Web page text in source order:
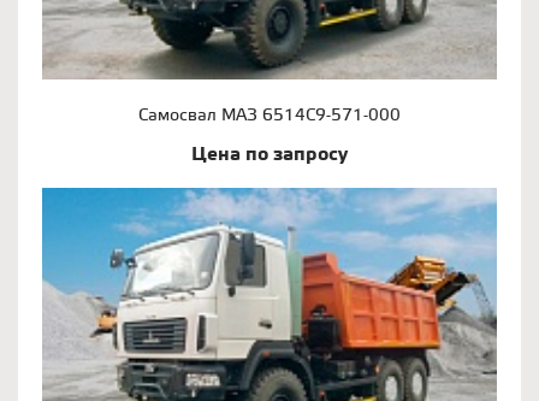
Самосвал МАЗ 6514С9-571-000
Цена по запросу